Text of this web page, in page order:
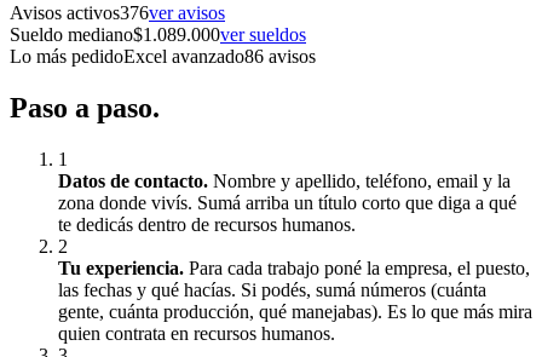
Avisos activos376ver avisos
Sueldo mediano$1.089.000ver sueldos
Lo más pedidoExcel avanzado86 avisos
Paso a paso.
1
Datos de contacto. Nombre y apellido, teléfono, email y la
zona donde vivís. Sumá arriba un título corto que diga a qué
te dedicás dentro de recursos humanos.
2
Tu experiencia. Para cada trabajo poné la empresa, el puesto,
las fechas y qué hacías. Si podés, sumá números (cuánta
gente, cuánta producción, qué manejabas). Es lo que más mira
quien contrata en recursos humanos.